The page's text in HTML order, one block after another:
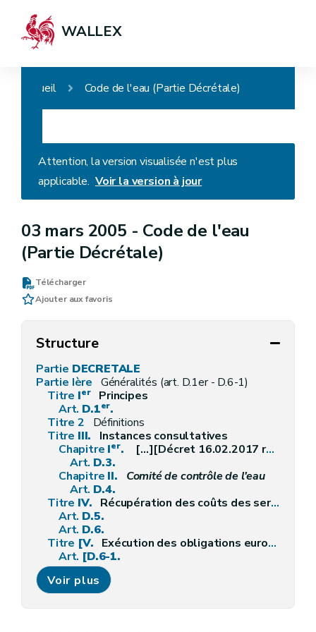
WALLEX
Accueil Code de l'eau (Partie Décrétale)
Attention, la version visualisée n'est plus
applicable. Voir la version à jour
03 mars 2005 - Code de l'eau
(Partie Décrétale)
Télécharger
Ajouter aux favoris
Structure
Partie DECRETALE
Partie Ière Généralités (art. D.1er - D.6-1)
Titre Ier
Principes
Art. D.1er.
Titre 2
Définitions
Titre III.
Instances consultatives
Chapitre Ier. [...][Décret 16.02.2017 rationalisation de la fonction consultative]
Art. D.3.
Chapitre II.
Comité de contrôle de l'eau
Art. D.4.
Titre IV. Récupération des coûts des services liés à l'utilisation de l'eau
Art. D.5.
Art. D.6.
Titre [V. Exécution des obligations européennes] [Décret 13.10.2011]
Art. [D.6-1.
Partie
II. Voir plus